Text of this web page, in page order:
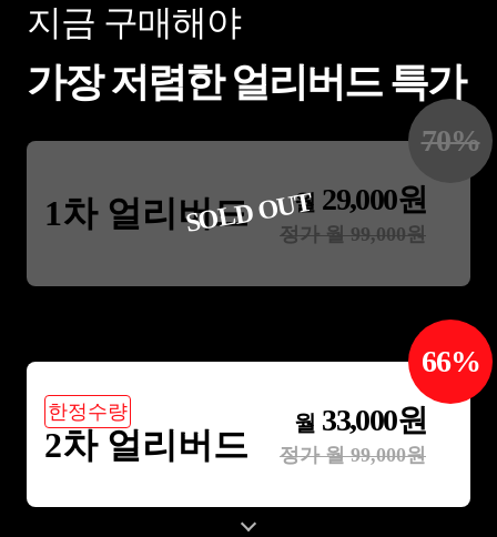
지금 구매해야
가장 저렴한 얼리버드 특가
1차 얼리버드 월 29,000원
정가 월99,000원
70%
SOLD OUT
한정수량
2차 얼리버드
월 33,000원
정가 월99,000원
66%